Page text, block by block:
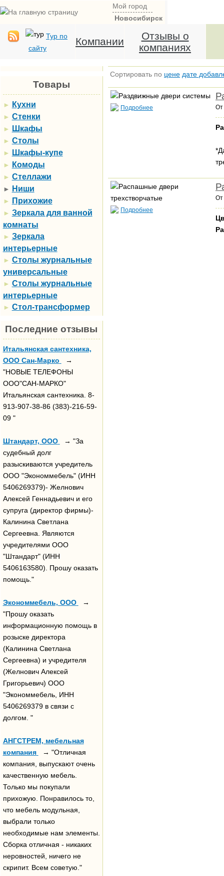
Мой город
Новосибирск
Тур по
сайту
Компании
Отзывы о
компаниях
Товары
► Кухни
► Стенки
► Шкафы
► Столы
► Шкафы-купе
► Комоды
► Стеллажи
► Ниши
► Прихожие
► Зеркала для ванной
комнаты
► Зеркала
интерьерные
► Столы журнальные
универсальные
► Столы журнальные
интерьерные
► Стол-трансформер
Последние отзывы
Итальянская сантехника,
ООО Сан-Марко
→
"НОВЫЕ ТЕЛЕФОНЫ
ООО"САН-МАРКО"
Итальянская сантехника. 8-
913-907-38-86 (383)-216-59-
09 "
Штандарт, ООО
→ "За
судебный долг
разыскиваются учредитель
ООО "Экономмебель" (ИНН
5406269379)- Желнович
Алексей Геннадьевич и его
супруга (директор фирмы)-
Калинина Светлана
Сергеевна. Являются
учредителями ООО
"Штандарт" (ИНН
5406163580). Прошу оказать
помощь."
Экономмебель, ООО
→
"Прошу оказать
информационную помощь в
розыске директора
(Калинина Светлана
Сергеевна) и учредителя
(Желнович Алексей
Григорьевич) ООО
"Экономмебель, ИНН
5406269379 в связи с
долгом. "
АНГСТРЕМ, мебельная
компания
→ "Отличная
компания, выпускают очень
качественную мебель.
Только мы покупали
прихожую. Понравилось то,
что мебель модульная,
выбрали только
необходимые нам элементы.
Сборка отличная - никаких
неровностей, ничего не
скрипит. Всем советую."
Сортировать по цене дате
Подробнее От
Подробнее
От